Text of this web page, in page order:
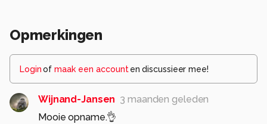
Opmerkingen
Loginof maak een account en discussieer mee!
Wijnand-Jansen 3 maanden geleden
Mooie opname.👌